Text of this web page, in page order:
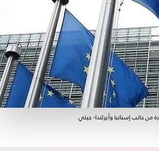
جانب إسبانيا وأيرلندا- جيتي